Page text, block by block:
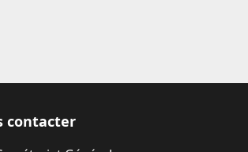
contacter